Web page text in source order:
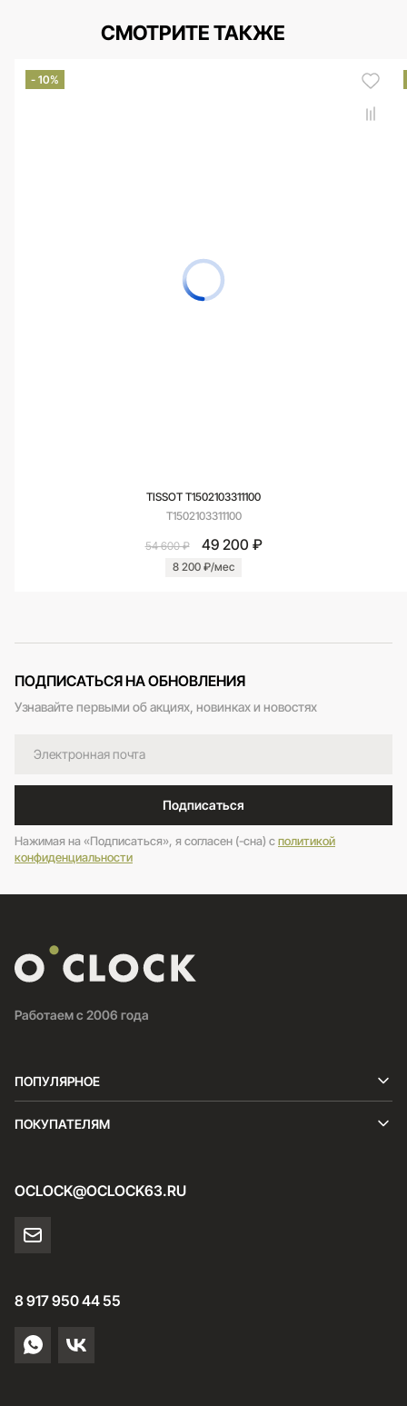
СМОТРИТЕ ТАКЖЕ
- 10%
TISSOT T1502103311100
T1502103311100
54 600 ₽ 49 200 ₽
8 200 ₽/мес
ПОДПИСАТЬСЯ НА ОБНОВЛЕНИЯ
Узнавайте первыми об акциях, новинках и новостях
Подписаться
Нажимая на «Подписаться», я согласен (-сна) cполитикой
конфиденциальности
Работаем с 2006 года
ПОПУЛЯРНОЕ
ПОКУПАТЕЛЯМ
OCLOCK@OCLOCK63.RU
8 917 950 44 55